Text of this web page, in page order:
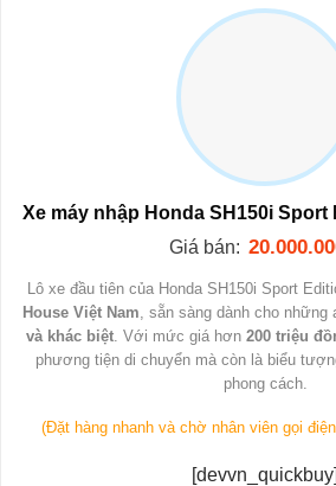
Xe máy nhập Honda SH150i Sport
Giá bán:
Lô xe đầu tiên của Honda SH150i Sport
House Việt Nam, sẵn sàng dành cho
và khác biệt. Với mức giá hơn 200 triệu
phương tiện di chuyển mà còn là biểu
phong cách.
(Đặt hàng nhanh và chờ nhân viên gọi
[devvn_quickbuy]